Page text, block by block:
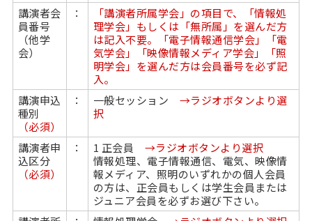
講演者会
員番号
（他学
会）
：
「講演者所属学会」の項目で、「情報処
理学会」もしくは「無所属」を選んだ方
は記入不要。「電子情報通信学会」「電
気学会」「映像情報メディア学会」「照
明学会」を選んだ方は会員番号を必ず記
入。
講演申込
種別
（必須）
： 一般セッション →ラジオボタンより選
択
講演者申
込区分
（必須）
： 1 正会員
→ラジオボタンより選択
情報処理、電子情報通信、電気、映像情
報メディア、照明のいずれかの個人会員
の方は、正会員もしくは学生会員または
ジュニア会員を必ずお選び下さい。